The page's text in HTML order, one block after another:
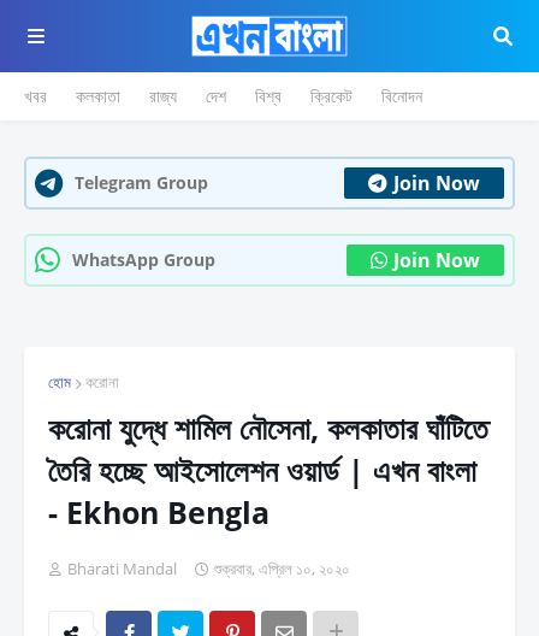
খবর কলকাতা রাজ্য দেশ বিশ্ব ক্রিকেট বিনোদন
Telegram Group Join Now
WhatsApp Group Join Now
হোম করোনা
করোনা যুদ্ধে শামিল নৌসেনা, কলকাতার ঘাঁটিতে
তৈরি হচ্ছে আইসোলেশন ওয়ার্ড | এখন বাংলা
- Ekhon Bengla
Bharati Mandal শুক্রবার, এপ্রিল ১০, ২০২০